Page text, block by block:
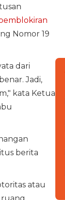
Nomor 19
dari
Jadi,
kata Ketua
berita
atau